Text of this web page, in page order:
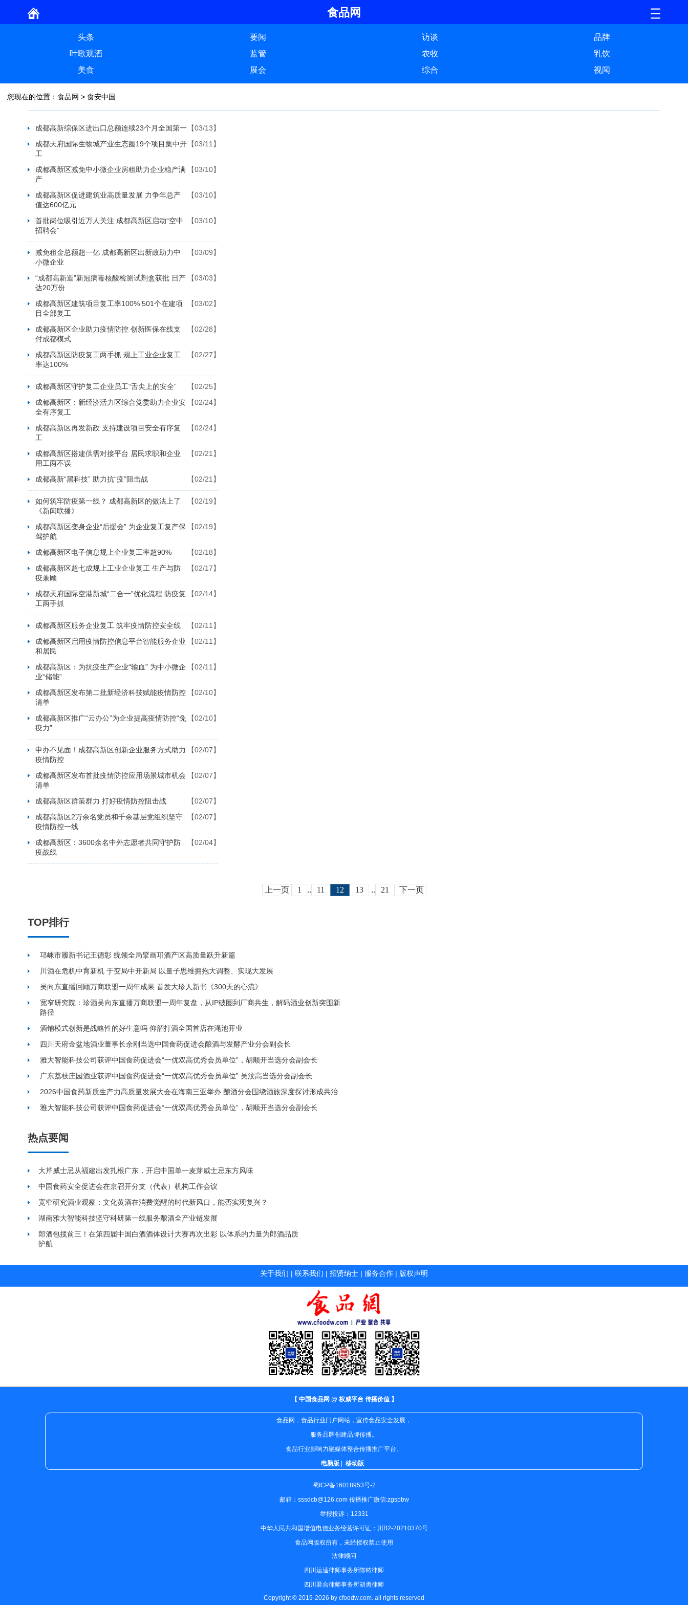
食品网
头条 要闻 访谈
品牌
叶歌观酒
监管 农牧
乳饮
美食
展会 综合 视闻
您现在的位置： 食品网 > 食安中国
成都高新综保区进出口总额连续23个月全国第一 【03/13】
成都天府国际生物城产业生态圈19个项目集中开
工
【03/11】
成都高新区减免中小微企业房租助力企业稳产满
产
【03/10】
成都高新区促进建筑业高质量发展 力争年总产
值达600亿元
【03/10】
首批岗位吸引近万人关注 成都高新区启动“空中
招聘会”
【03/10】
减免租金总额超一亿 成都高新区出新政助力中
小微企业
【03/09】
“成都高新造”新冠病毒核酸检测试剂盒获批 日产
达20万份
【03/03】
成都高新区建筑项目复工率100% 501个在建项
目全部复工
【03/02】
成都高新区企业助力疫情防控 创新医保在线支
付成都模式
【02/28】
成都高新区防疫复工两手抓 规上工业企业复工
率达100%
【02/27】
成都高新区守护复工企业员工“舌尖上的安全”
【02/25】
成都高新区：新经济活力区综合党委助力企业安
全有序复工
【02/24】
成都高新区再发新政 支持建设项目安全有序复
工
【02/24】
成都高新区搭建供需对接平台 居民求职和企业
用工两不误
【02/21】
成都高新“黑科技” 助力抗“疫”阻击战 【02/21】
如何筑牢防疫第一线？ 成都高新区的做法上了
《新闻联播》
【02/19】
成都高新区变身企业“后援会” 为企业复工复产保
驾护航
【02/19】
成都高新区电子信息规上企业复工率超90%
【02/18】
成都高新区超七成规上工业企业复工 生产与防
疫兼顾
【02/17】
成都天府国际空港新城“二合一”优化流程 防疫复
工两手抓
【02/14】
成都高新区服务企业复工 筑牢疫情防控安全线
【02/11】
成都高新区启用疫情防控信息平台智能服务企业
和居民
【02/11】
成都高新区：为抗疫生产企业“输血” 为中小微企
业“储能”
【02/11】
成都高新区发布第二批新经济科技赋能疫情防控
清单
【02/10】
成都高新区推广“云办公”为企业提高疫情防控“免
疫力”
【02/10】
申办不见面！成都高新区创新企业服务方式助力
疫情防控
【02/07】
成都高新区发布首批疫情防控应用场景城市机会
清单
【02/07】
成都高新区群策群力 打好疫情防控阻击战
【02/07】
成都高新区2万余名党员和千余基层党组织坚守
疫情防控一线
【02/07】
成都高新区：3600余名中外志愿者共同守护防
疫战线
【02/04】
上一页 1 .. 11 12 13 .. 21 下一页
TOP排行
邛崃市履新书记王德彰 统领全局擘画邛酒产区高质量跃升新篇
川酒在危机中育新机 于变局中开新局 以量子思维拥抱大调整、实现大发展
吴向东直播回顾万商联盟一周年成果 首发大珍人新书《300天的心流》
宽窄研究院：珍酒吴向东直播万商联盟一周年复盘，从IP破圈到厂商共生，解码酒业创新突围新
路径
酒铺模式创新是战略性的好生意吗 仰韶打酒全国首店在渑池开业
四川天府金盆地酒业董事长余刚当选中国食药促进会酿酒与发酵产业分会副会长
雅大智能科技公司获评中国食药促进会“一优双高优秀会员单位”，胡顺开当选分会副会长
广东荔枝庄园酒业获评中国食药促进会“一优双高优秀会员单位” 吴汶高当选分会副会长
2026中国食药新质生产力高质量发展大会在海南三亚举办 酿酒分会围绕酒旅深度探讨形成共治
雅大智能科技公司获评中国食药促进会“一优双高优秀会员单位”，胡顺开当选分会副会长
热点要闻
大芹威士忌从福建出发扎根广东，开启中国单一麦芽威士忌东方风味
中国食药安全促进会在京召开分支（代表）机构工作会议
宽窄研究酒业观察：文化黄酒在消费觉醒的时代新风口，能否实现复兴？
湖南雅大智能科技坚守科研第一线服务酿酒全产业链发展
郎酒包揽前三！在第四届中国白酒酒体设计大赛再次出彩 以体系的力量为郎酒品质
护航
关于我们 | 联系我们 | 招贤纳士 | 服务合作 | 版权声明
【 中国食品网 @ 权威平台 传播价值 】
食品网，食品行业门户网站，宣传食品安全发展，
服务品牌创建品牌传播。
食品行业影响力融媒体整合传播推广平台。
电脑版| 移动版
蜀ICP备16018953号-2
邮箱：sssdcb@126.com 传播推广微信:zgspbw
举报投诉：12331
中华人民共和国增值电信业务经营许可证：川B2-20210370号
食品网版权所有，未经授权禁止使用
法律顾问
四川运逵律师事务所陈铸律师
四川君合律师事务所胡勇律师
Copyright © 2019-2026 by cfoodw.com. all rights reserved